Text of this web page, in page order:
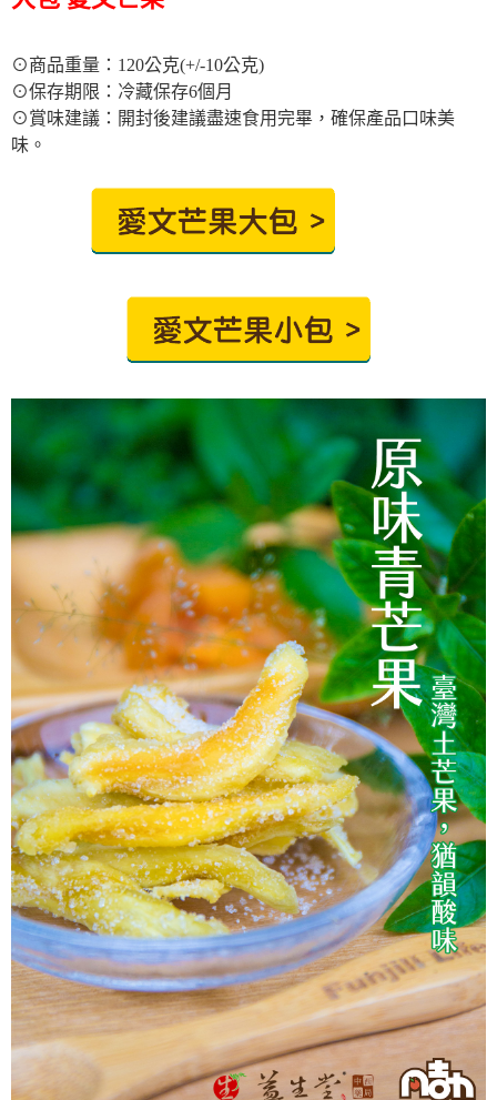
⊙商品重量：120公克(+/-10公克)
⊙保存期限：冷藏保存6個月
⊙賞味建議：開封後建議盡速食用完畢，確保產品口味美
味。